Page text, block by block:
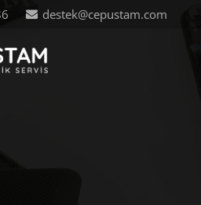
destek@cepustam.com